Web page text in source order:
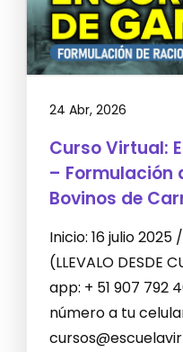
24 Abr, 2026
Curso Virtual:
– Formulación
Bovinos de
Inicio: 16 julio
(LLEVALO DESDE
app: + 51 907 792
número a tu